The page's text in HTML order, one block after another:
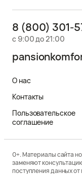
8 (800) 301-
с 9:00 до 21:00
О нас
Контакты
Пользовательское
соглашение
0+. Материалы сайта
заменяют
поступления данных от